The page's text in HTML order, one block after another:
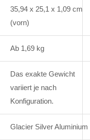
35,94 x 25,1 x 1,09 cm
(vorn)
Ab 1,69 kg
Das exakte Gewicht
variiert je nach
Konfiguration.
Glacier Silver Aluminium